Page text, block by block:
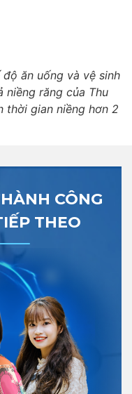
ăn uống và vệ sinh
niềng răng của Thu
thời gian niềng hơn 2
CÔNG
THEO